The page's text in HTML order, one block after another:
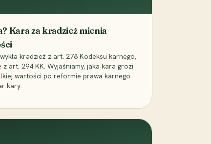
Kara za kradzież mienia
kradzież z art. 278 Kodeksu karnego,
art. 294 KK. Wyjaśniamy, jaka kara grozi
wartości po reformie prawa karnego
kary.